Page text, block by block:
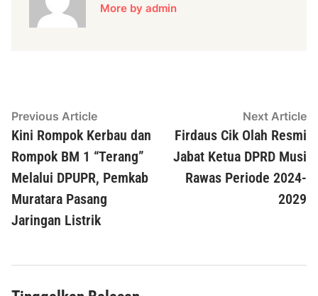
More by admin
Navigasi
pos
Previous ArticlePrevious
article:
Kini Rompok Kerbau dan
Rompok BM 1 “Terang”
Melalui DPUPR, Pemkab
Muratara Pasang
Jaringan Listrik
Next Article
Firdaus Cik Olah Resmi
Jabat Ketua DPRD Musi
Rawas Periode 2024-
2029